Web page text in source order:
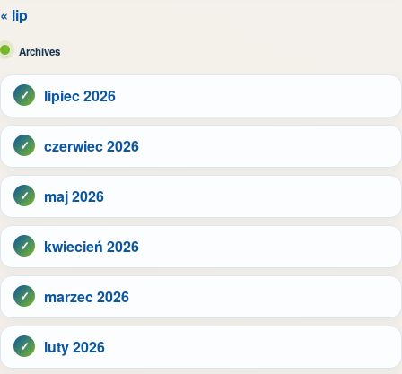
« lip
Archives
lipiec 2026
czerwiec 2026
maj 2026
kwiecień 2026
marzec 2026
luty 2026